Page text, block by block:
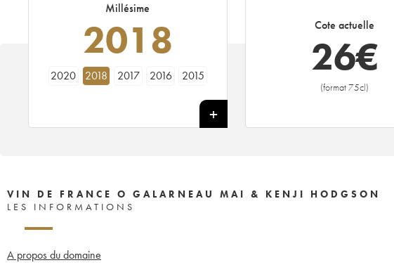
Millésime
2018
2020 2018 2017 2016 2015
Cote actuelle
26€
(format 75cl)
VIN DE FRANCE O GALARNEAU MAI & KENJI HODGSON
LES INFORMATIONS
A propos du domaine